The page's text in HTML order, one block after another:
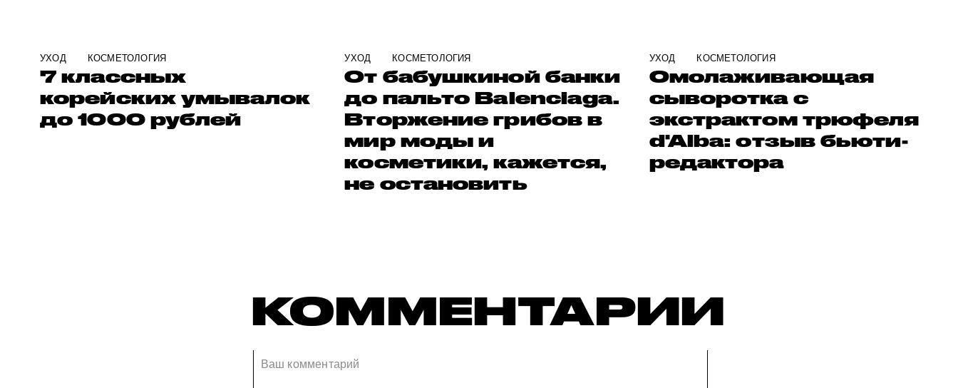
УХОД КОСМЕТОЛОГИЯ
7 классных
корейских умывалок
до 1000 рублей
УХОД КОСМЕТОЛОГИЯ
От бабушкиной банки
до пальто Balenciaga.
Вторжение грибов в
мир моды и
косметики, кажется,
не остановить
УХОД КОСМЕТОЛОГИЯ
Омолаживающая
сыворотка с
экстрактом трюфеля
d'Alba: отзыв бьюти-
редактора
КОММЕНТАРИИ